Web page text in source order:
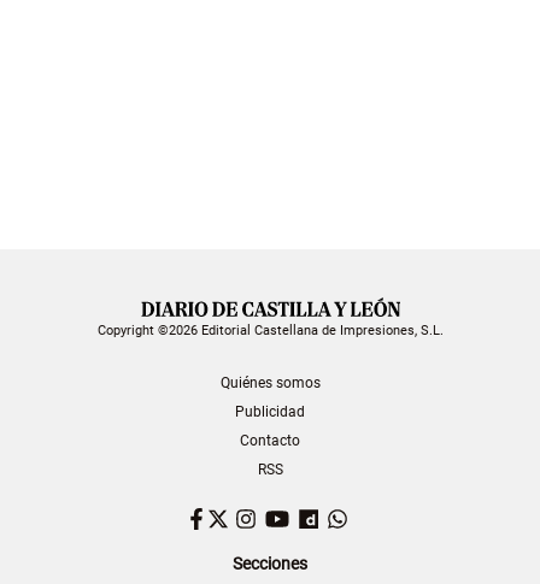
Copyright ©2026 Editorial Castellana de Impresiones, S.L.
Quiénes somos
Publicidad
Contacto
RSS
Facebook
TwitterInstagram
YouTubeDailymotion
Secciones